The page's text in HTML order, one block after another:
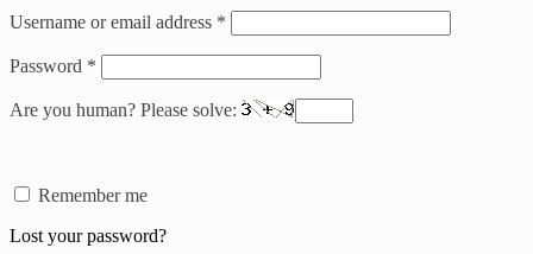
Username or email address *
Password *
Are you human? Please solve:
Remember me
Lost your password?